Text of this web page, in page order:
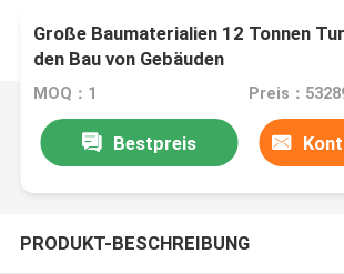
Große Baumaterialien 12 Tonnen
den Bau von Gebäuden
MOQ：1 Preis：
Bestpreis
PRODUKT-BESCHREIBUNG